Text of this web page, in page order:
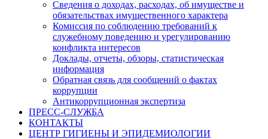
Сведения о доходах, расходах, об имуществе и
обязательствах имущественного характера
Комиссия по соблюдению требований к
служебному поведению и урегулированию
конфликта интересов
Доклады, отчеты, обзоры, статистическая
информация
Обратная связь для сообщений о фактах
коррупции
Антикоррупционная экспертиза
ПРЕСС-СЛУЖБА
КОНТАКТЫ
ЦЕНТР ГИГИЕНЫ И ЭПИДЕМИОЛОГИИ